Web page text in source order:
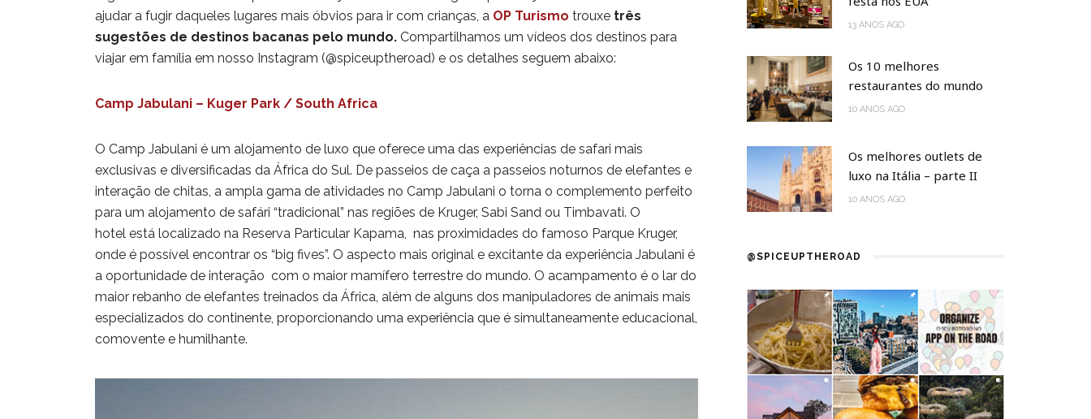
ajudar a fugir daqueles lugares mais óbvios para ir com crianças, a OP Turismo trouxe três
sugestões de destinos bacanas pelo mundo. Compartilhamos um vídeos dos destinos para
viajar em família em nosso Instagram (@spiceuptheroad) e os detalhes seguem abaixo:
Camp Jabulani – Kuger Park / South Africa
O Camp Jabulani é um alojamento de luxo que oferece uma das experiências de safari mais
exclusivas e diversificadas da África do Sul. De passeios de caça a passeios noturnos de elefantes e
interação de chitas, a ampla gama de atividades no Camp Jabulani o torna o complemento perfeito
para um alojamento de safári “tradicional” nas regiões de Kruger, Sabi Sand ou Timbavati. O
hotel está localizado na Reserva Particular Kapama, nas proximidades do famoso Parque Kruger,
onde é possível encontrar os “big fives”. O aspecto mais original e excitante da experiência Jabulani é
a oportunidade de interação com o maior mamífero terrestre do mundo. O acampamento é o lar do
maior rebanho de elefantes treinados da África, além de alguns dos manipuladores de animais mais
especializados do continente, proporcionando uma experiência que é simultaneamente educacional,
comovente e humilhante.
13 ANOS AGO
Os 10 melhores
restaurantes do mundo
10 ANOS AGO
Os melhores outlets de
luxo na Itália – parte II
10 ANOS AGO
@SPICEUPTHEROAD